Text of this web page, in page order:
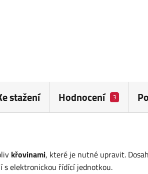
stažení Hodnocení 3
křovinami, které je nutné upravit.
elektronickou řídící jednotkou.